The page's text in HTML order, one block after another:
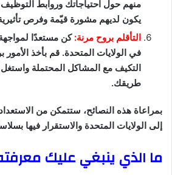
منهم حول احتياجاتك وروابط
يكون لديهم مشورة قيّمة وفرص
التأقلم بروح مرنة: كن مستعدًا
في الولايات المتحدة. قم بأخذ الأمور
التكيف مع المشاكل المحتملة
طريقك.
بمراعاة هذه النصائح، ستتمكن من
إلى الولايات المتحدة والاستقرار فيها
ما الذي ينبغي عليك